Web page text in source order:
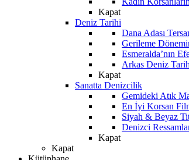
Kapat
Deniz Tarihi
Dana Adası
Gerileme
Esmeralda’nın
Arkas Deniz
Kapat
Sanatta Denizcilik
Gemideki Atık
En İyi Korsan
Siyah & Beyaz
Denizci
Kapat
Kapat